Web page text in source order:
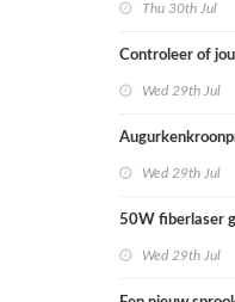
Thu 30th Jul
Controleer of
Wed 29th Jul
Wed 29th Jul
50W fiberlaser
Wed 29th Jul